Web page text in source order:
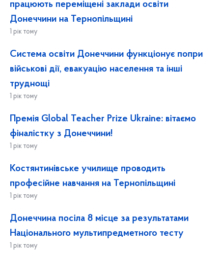
працюють переміщені заклади освіти
Донеччини на Тернопільщині
1 рік тому
Система освіти Донеччини функціонує попри
військові дії, евакуацію населення та інші
труднощі
1 рік тому
Премія Global Teacher Prize Ukraine: вітаємо
фіналістку з Донеччини!
1 рік тому
Костянтинівське училище проводить
професійне навчання на Тернопільщині
1 рік тому
Донеччина посіла 8 місце за результатами
Національного мультипредметного тесту
1 рік тому